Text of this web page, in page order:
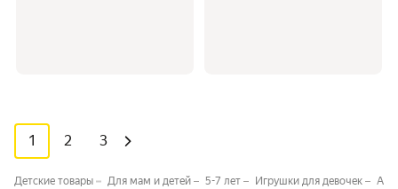
1 2 3
Детские товары Для мам и детей 5-7 лет Игрушки для девочек